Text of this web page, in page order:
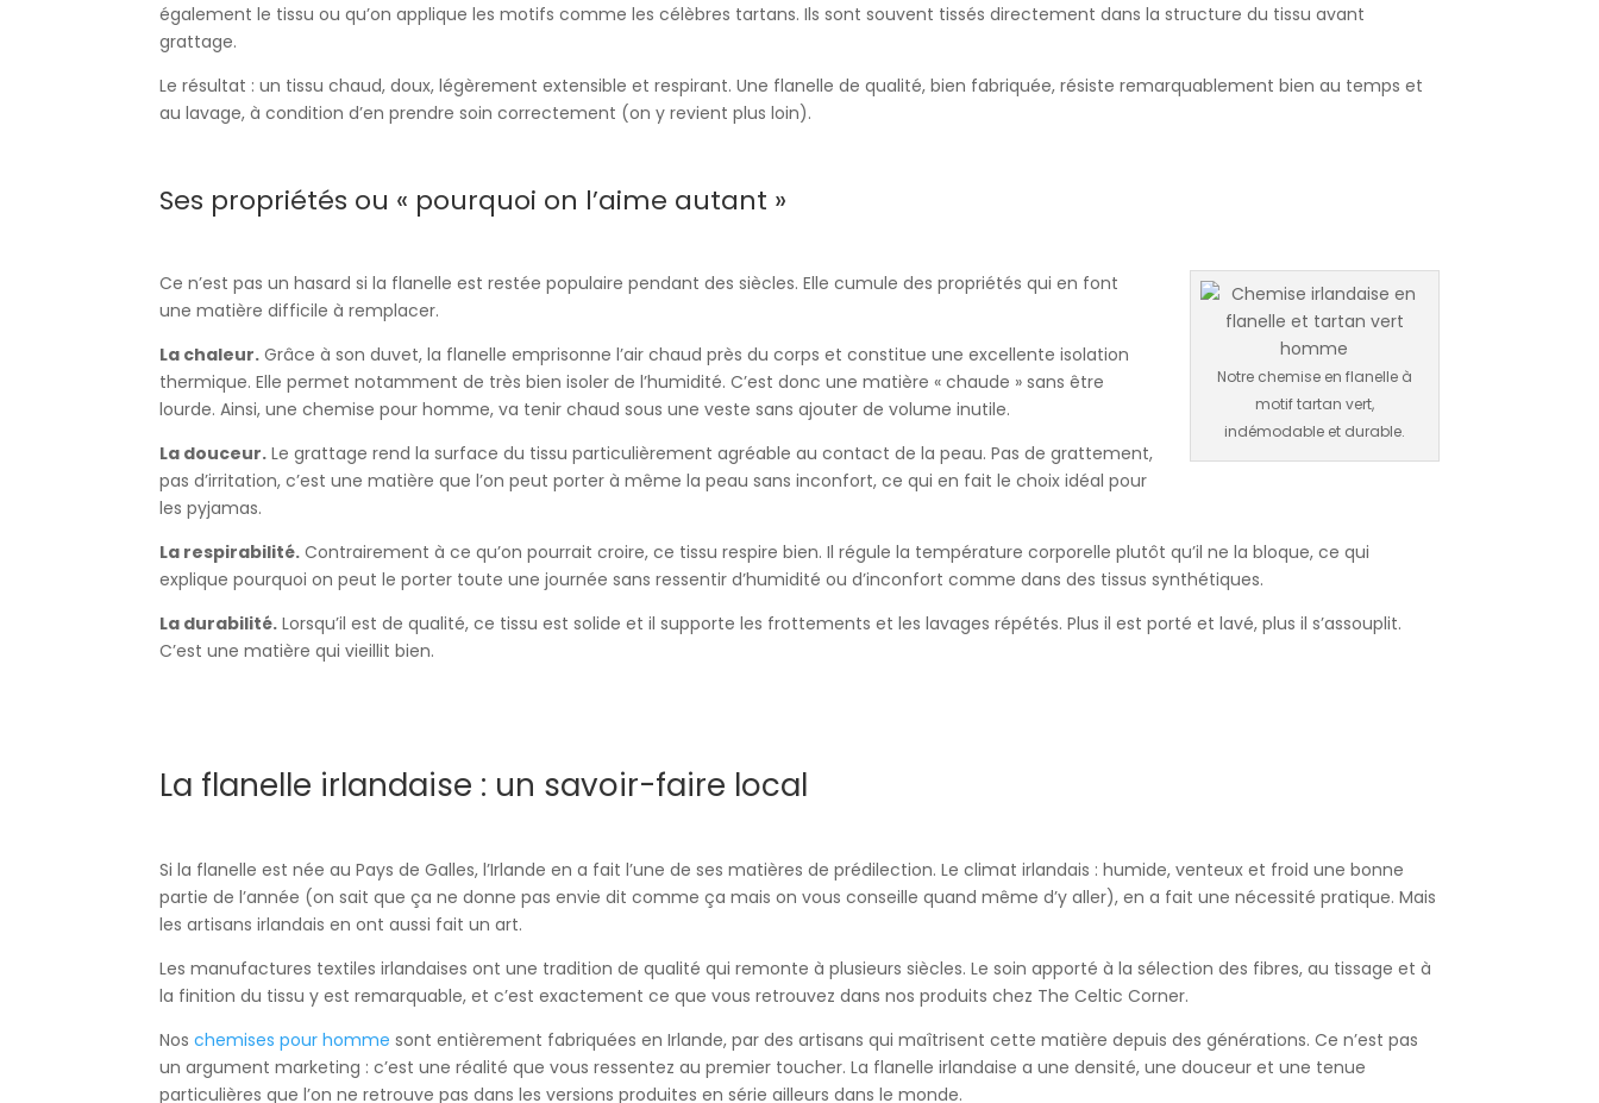
également le tissu ou qu’on applique les motifs comme les célèbres tartans. Ils sont souvent tissés directement dans la structure du tissu avant
grattage.
Le résultat : un tissu chaud, doux, légèrement extensible et respirant. Une flanelle de qualité, bien fabriquée, résiste remarquablement bien au temps et
au lavage, à condition d’en prendre soin correctement (on y revient plus loin).
Ses propriétés ou « pourquoi on l’aime autant »
Notre chemise en flanelle à
motif tartan vert,
indémodable et durable.
Ce n’est pas un hasard si la flanelle est restée populaire pendant des siècles. Elle cumule des propriétés qui en font
une matière difficile à remplacer.
La chaleur. Grâce à son duvet, la flanelle emprisonne l’air chaud près du corps et constitue une excellente isolation
thermique. Elle permet notamment de très bien isoler de l’humidité. C’est donc une matière « chaude » sans être
lourde. Ainsi, une chemise pour homme, va tenir chaud sous une veste sans ajouter de volume inutile.
La douceur. Le grattage rend la surface du tissu particulièrement agréable au contact de la peau. Pas de grattement,
pas d’irritation, c’est une matière que l’on peut porter à même la peau sans inconfort, ce qui en fait le choix idéal pour
les pyjamas.
La respirabilité. Contrairement à ce qu’on pourrait croire, ce tissu respire bien. Il régule la température corporelle plutôt qu’il ne la bloque, ce qui
explique pourquoi on peut le porter toute une journée sans ressentir d’humidité ou d’inconfort comme dans des tissus synthétiques.
La durabilité. Lorsqu’il est de qualité, ce tissu est solide et il supporte les frottements et les lavages répétés. Plus il est porté et lavé, plus il s’assouplit.
C’est une matière qui vieillit bien.
La flanelle irlandaise : un savoir-faire local
Si la flanelle est née au Pays de Galles, l’Irlande en a fait l’une de ses matières de prédilection. Le climat irlandais : humide, venteux et froid une bonne
partie de l’année (on sait que ça ne donne pas envie dit comme ça mais on vous conseille quand même d’y aller), en a fait une nécessité pratique. Mais
les artisans irlandais en ont aussi fait un art.
Les manufactures textiles irlandaises ont une tradition de qualité qui remonte à plusieurs siècles. Le soin apporté à la sélection des fibres, au tissage et à
la finition du tissu y est remarquable, et c’est exactement ce que vous retrouvez dans nos produits chez The Celtic Corner.
Noschemises pour homme sont entièrement fabriquées en Irlande, par des artisans qui maîtrisent cette matière depuis des générations. Ce n’est pas
un argument marketing : c’est une réalité que vous ressentez au premier toucher. La flanelle irlandaise a une densité, une douceur et une tenue
particulières que l’on ne retrouve pas dans les versions produites en série ailleurs dans le monde.